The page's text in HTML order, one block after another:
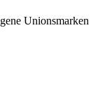
Unionsmarken